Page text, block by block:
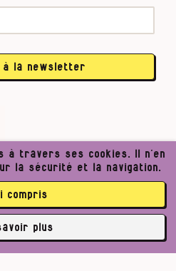
à la newsletter
à travers ses cookies. Il n’en
la sécurité et la navigation.
compris
plus